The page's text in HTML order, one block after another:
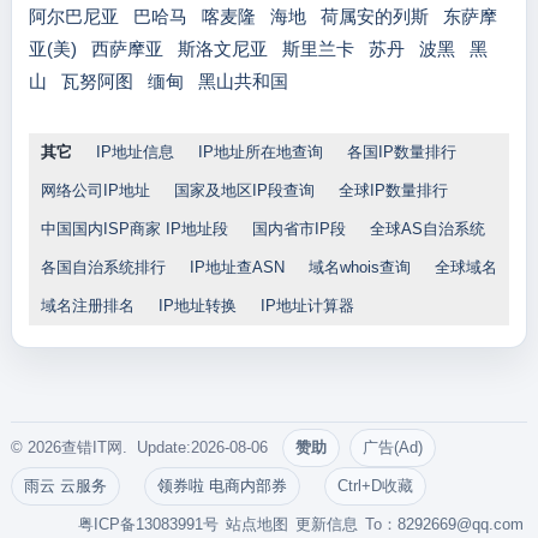
阿尔巴尼亚 巴哈马 喀麦隆 海地 荷属安的列斯
东萨摩
亚(美)
西萨摩亚 斯洛文尼亚 斯里兰卡 苏丹 波黑
黑
山
瓦努阿图 缅甸 黑山共和国
其它 IP地址信息 IP地址所在地查询 各国IP数量排行
网络公司IP地址 国家及地区IP段查询 全球IP数量排行
中国国内ISP商家 IP地址段 国内省市IP段 全球AS自治系统
各国自治系统排行 IP地址查ASN 域名whois查询 全球域名
域名注册排名 IP地址转换 IP地址计算器
© 2026查错IT网. Update:2026-08-06 赞助 广告(Ad)
雨云 云服务 领券啦 电商内部券 Ctrl+D收藏
To：8292669@qq.com
更新信息
站点地图
粤ICP备13083991号